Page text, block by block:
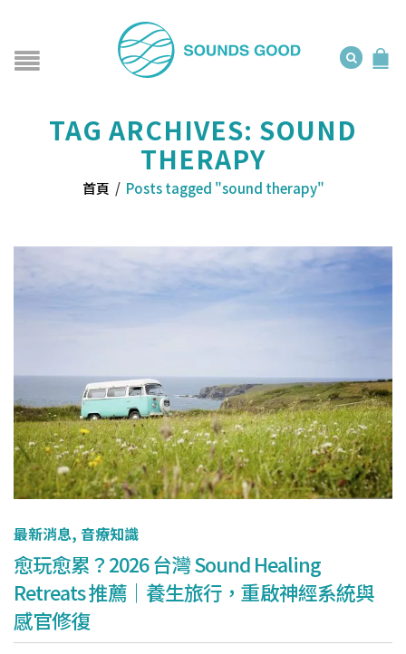
TAG ARCHIVES: SOUND
THERAPY
首頁 / Posts tagged "sound therapy"
最新消息, 音療知識
愈玩愈累？2026 台灣 Sound Healing
Retreats 推薦｜養生旅行，重啟神經系統與
感官修復